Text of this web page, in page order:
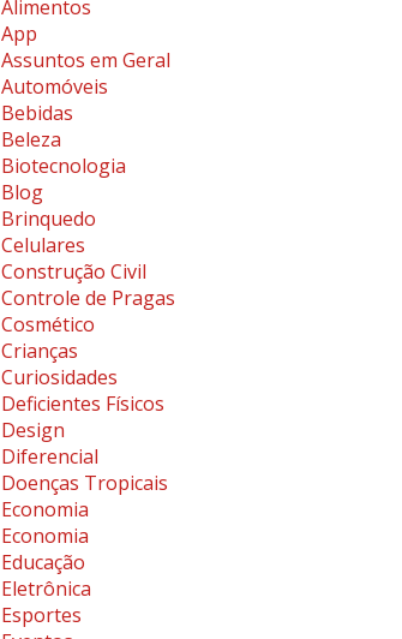
Alimentos
App
Assuntos em Geral
Automóveis
Bebidas
Beleza
Biotecnologia
Blog
Brinquedo
Celulares
Construção Civil
Controle de Pragas
Cosmético
Crianças
Curiosidades
Deficientes Físicos
Design
Diferencial
Doenças Tropicais
Economia
Economia
Educação
Eletrônica
Esportes